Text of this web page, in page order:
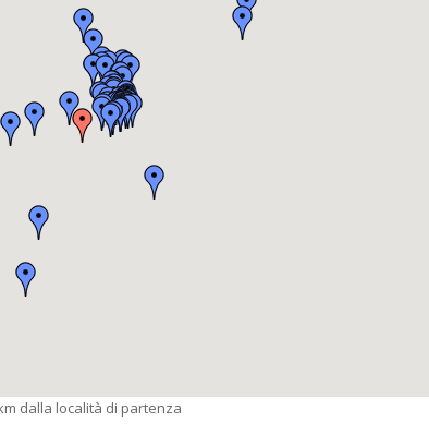
dalla località di partenza